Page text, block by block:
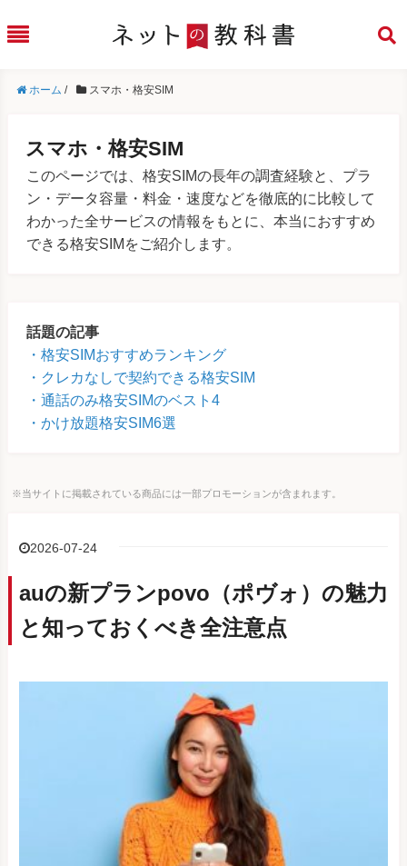
ホーム / スマホ・格安SIM
スマホ・格安SIM
このページでは、格安SIMの長年の調査経験と、プラ
ン・データ容量・料金・速度などを徹底的に比較して
わかった全サービスの情報をもとに、本当におすすめ
できる格安SIMをご紹介します。
話題の記事
格安SIMおすすめランキング
クレカなしで契約できる格安SIM
通話のみ格安SIMのベスト4
かけ放題格安SIM6選
※当サイトに掲載されている商品には一部プロモーションが含まれます。
2026-07-24
auの新プランpovo（ポヴォ）の魅力
と知っておくべき全注意点